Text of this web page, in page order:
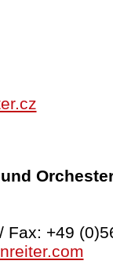
Fax: +49